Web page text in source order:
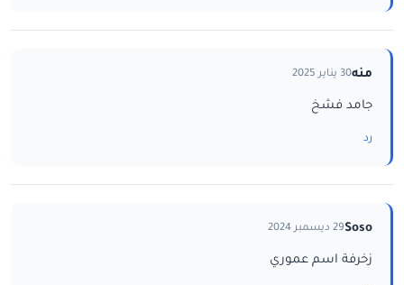
منه30 يناير 2025
جامد فشخ
رد
Soso29 ديسمبر 2024
زخرفة اسم عموري